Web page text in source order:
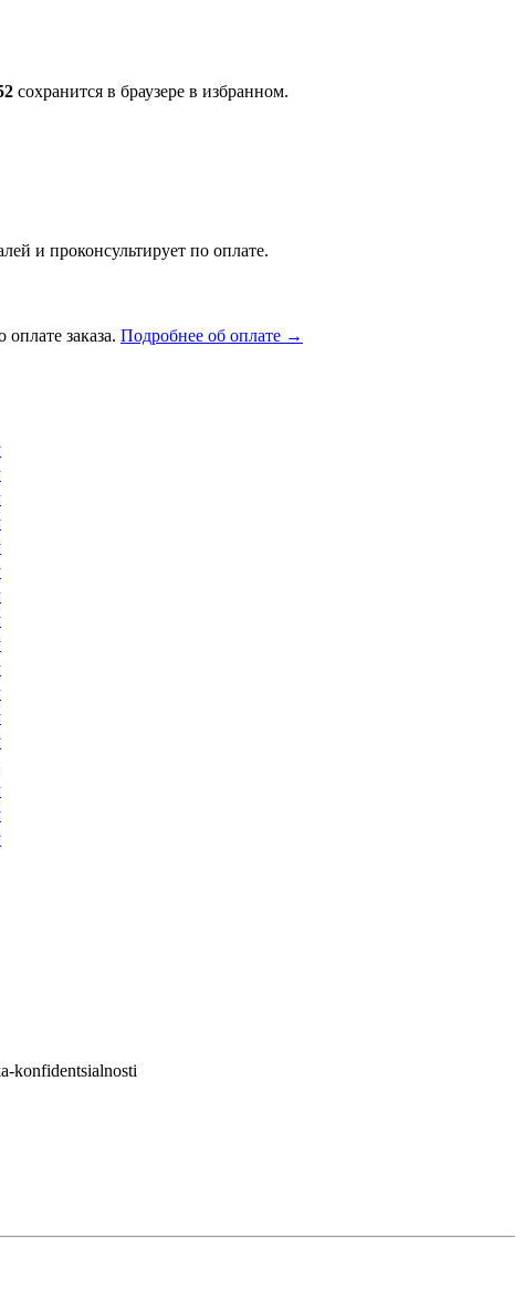
сохранится в браузере в избранном.
и проконсультирует по оплате.
заказа. Подробнее об оплате →
konfidentsialnosti